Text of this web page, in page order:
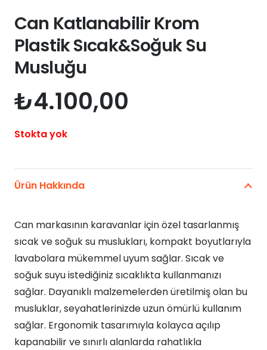
Can Katlanabilir Krom
Plastik Sıcak&Soğuk Su
Musluğu
₺4.100,00
Stokta yok
Ürün Hakkında
Can markasının karavanlar için özel tasarlanmış
sıcak ve soğuk su muslukları, kompakt boyutlarıyla
lavabolara mükemmel uyum sağlar. Sıcak ve
soğuk suyu istediğiniz sıcaklıkta kullanmanızı
sağlar. Dayanıklı malzemelerden üretilmiş olan bu
musluklar, seyahatlerinizde uzun ömürlü kullanım
sağlar. Ergonomik tasarımıyla kolayca açılıp
kapanabilir ve sınırlı alanlarda rahatlıkla